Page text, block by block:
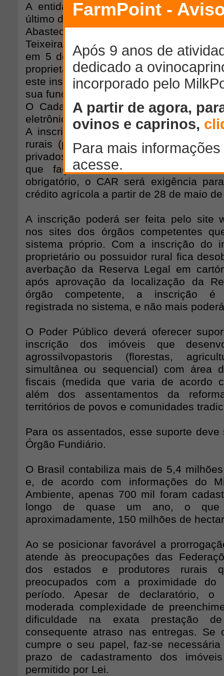
A entidade firma sua posição em
último dia 9 de abril, às ministras da
Abastecimento, Kátia Abreu e do Meio
Teixeira, por entender que o prazo de
em 5 de maio de 2015, não será
proprietários possam declarar sua
este instrumento do novo código
sua função.
O Cadastro Ambiental Rural (CAR) é
eletrônico das informações ambientais
A inscrição no CAR é obrigatória
rurais (propriedades ou posses),
privados, e áreas de povos e
que façam uso coletivo do seu
obrigatório, o CAR será exigência
crédito agrícola a partir de 28 de maio
A inscrição poderá ser feita pelo site
nos sites dos órgãos competentes
sistema próprio. Com a inscrição do
proprietário ou possuidor rural fica
averbação da Reserva Legal em
após aprovação da localização da
órgão competente, a inscrição é
registrada no sistema, e não mais
O Poder Público deverá oferecer
inscrição dos imóveis que
agrossilvopastoris (florestas,
simultânea ou sequencial) com área
fiscais (medida que varia de acordo
além dos assentamentos da
territórios de povos e comunidades
Para os assentados, esse suporte deve
Órgão Fundiário.
O Brasil contabiliza mais de 5,4
e, de acordo com informações do
Ambiente, apenas 700 mil foram
longo de quase um ano, o que
aproximadamente, 150 milhões de
Ao se posicionar favorável a
atende às preocupações das
dos estados e produtores rurais
preocupados com a proximidade do
período. Apesar de declaratório, o
moderada complexidade de
dificuldade na exata prestação
consequente atraso nas entregas. Se
cumpre o seu papel, faz-se
prazo de cadastramento dos
permitido por Lei.